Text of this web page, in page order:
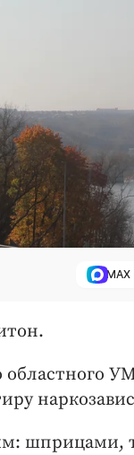
MAX
областного
шприцами,